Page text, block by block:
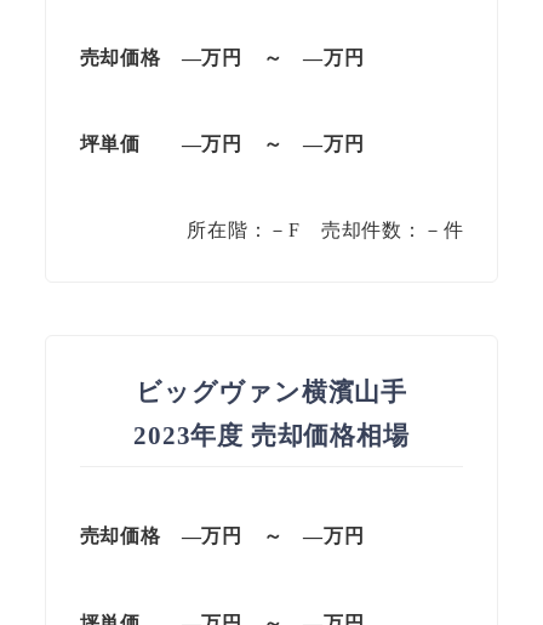
売却価格 —万円 ～—万円
坪単価 —万円 ～—万円
所在階：－F 売却件数：－件
ビッグヴァン横濱山手
2023年度 売却価格相場
売却価格 —万円 ～—万円